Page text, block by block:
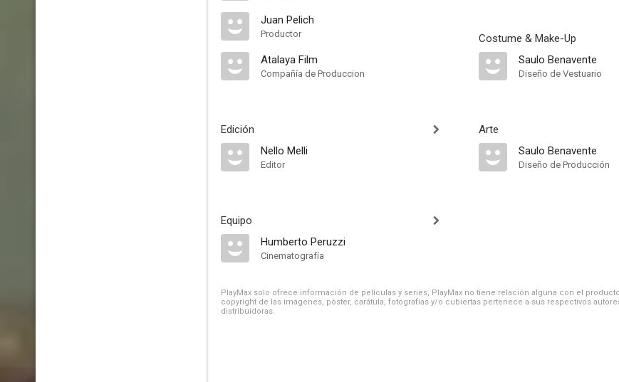
Juan Pelich
Productor
Atalaya Film
Compañía de Produccion
Edición
Nello Melli
Editor
Equipo
Humberto Peruzzi
Cinematografía
Costume & Make-Up
Saulo Benavente
Diseño de Vestuario
Arte
Saulo Benavente
Diseño de Producción
PlayMax solo ofrece información de películas y series, PlayMax no tiene relación alguna con el
copyright de las imágenes, póster, carátula, fotografías y/o cubiertas pertenece a sus respectivos
distribuidoras.